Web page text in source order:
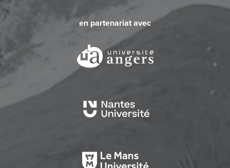
en partenariat avec